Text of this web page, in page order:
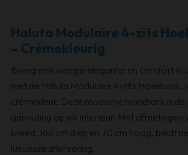
Haluta Modulaire 4-zits
– Crèmekleurig
Breng een vleugje elegantie en comfort in
met de Haluta Modulaire 4-zits Hoekbank
crèmekleur. Deze moderne hoekbank is
aanvulling op elk interieur. Met afmetingen
breed, 166 cm diep en 70 cm hoog, biedt
luxueuze zitervaring.